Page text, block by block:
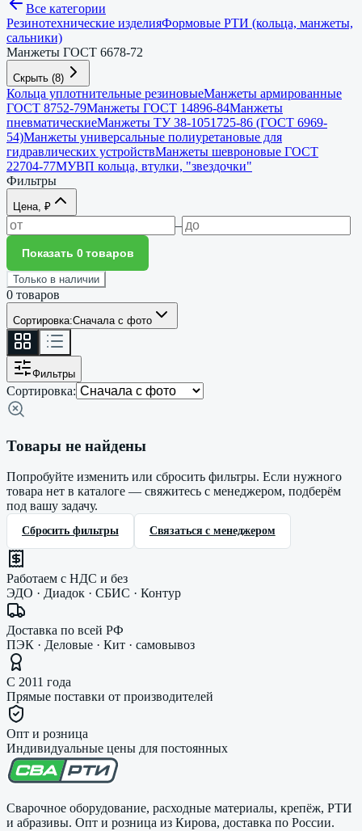
Все категории
Резинотехнические изделияФормовые РТИ (кольца, манжеты,
сальники)
Манжеты ГОСТ 6678-72
Скрыть (8)
Кольца уплотнительные резиновыеМанжеты армированные
ГОСТ 8752-79Манжеты ГОСТ 14896-84Манжеты
пневматическиеМанжеты ТУ 38-1051725-86 (ГОСТ 6969-
54)Манжеты универсальные полиуретановые для
гидравлических устройствМанжеты шевроновые ГОСТ
22704-77МУВП кольца, втулки, "звездочки"
Фильтры
Цена, ₽
–
Показать 0 товаров
Только в наличии
0 товаров
Сортировка:Сначала с фото
Фильтры
Сортировка:
Товары не найдены
Попробуйте изменить или сбросить фильтры. Если нужного
товара нет в каталоге — свяжитесь с менеджером, подберём
под вашу задачу.
Сбросить фильтры Связаться с менеджером
Работаем с НДС и без
ЭДО · Диадок · СБИС · Контур
Доставка по всей РФ
ПЭК · Деловые · Кит · самовывоз
С 2011 года
Прямые поставки от производителей
Опт и розница
Индивидуальные цены для постоянных
Сварочное оборудование, расходные материалы, крепёж, РТИ
и абразивы. Опт и розница из Кирова, доставка по России.